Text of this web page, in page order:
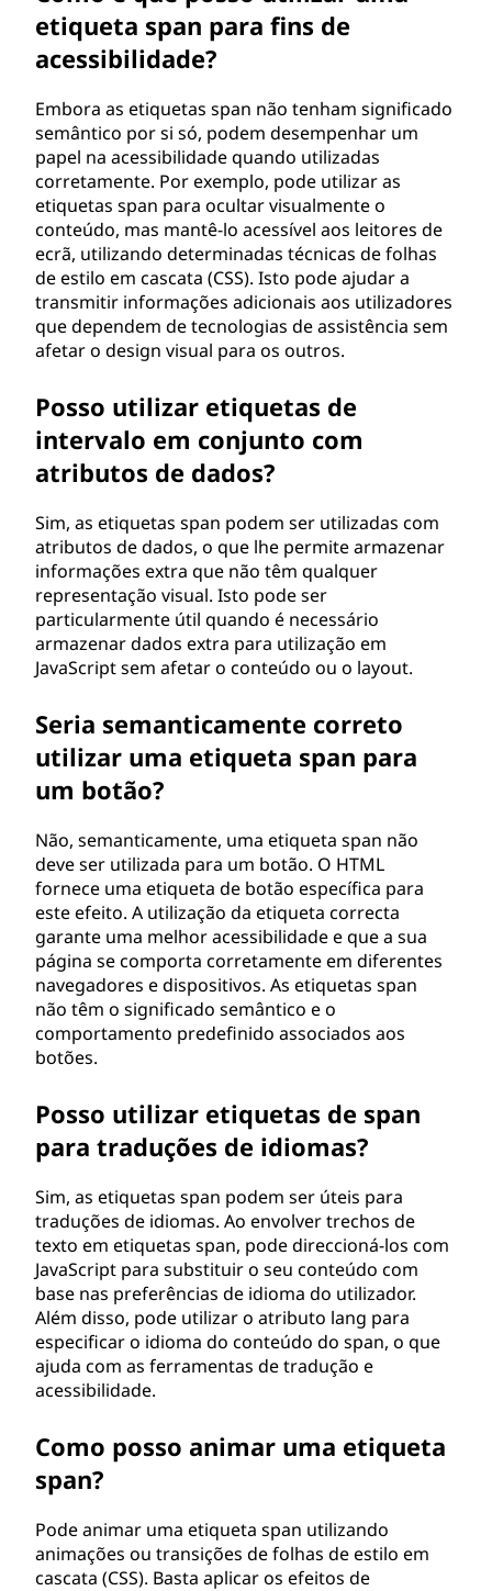
etiqueta span para fins de
acessibilidade?
Embora as etiquetas span não tenham significado
semântico por si só, podem desempenhar um
papel na acessibilidade quando utilizadas
corretamente. Por exemplo, pode utilizar as
etiquetas span para ocultar visualmente o
conteúdo, mas mantê-lo acessível aos leitores de
ecrã, utilizando determinadas técnicas de folhas
de estilo em cascata (CSS). Isto pode ajudar a
transmitir informações adicionais aos utilizadores
que dependem de tecnologias de assistência sem
afetar o design visual para os outros.
Posso utilizar etiquetas de
intervalo em conjunto com
atributos de dados?
Sim, as etiquetas span podem ser utilizadas com
atributos de dados, o que lhe permite armazenar
informações extra que não têm qualquer
representação visual. Isto pode ser
particularmente útil quando é necessário
armazenar dados extra para utilização em
JavaScript sem afetar o conteúdo ou o layout.
Seria semanticamente correto
utilizar uma etiqueta span para
um botão?
Não, semanticamente, uma etiqueta span não
deve ser utilizada para um botão. O HTML
fornece uma etiqueta de botão específica para
este efeito. A utilização da etiqueta correcta
garante uma melhor acessibilidade e que a sua
página se comporta corretamente em diferentes
navegadores e dispositivos. As etiquetas span
não têm o significado semântico e o
comportamento predefinido associados aos
botões.
Posso utilizar etiquetas de span
para traduções de idiomas?
Sim, as etiquetas span podem ser úteis para
traduções de idiomas. Ao envolver trechos de
texto em etiquetas span, pode direccioná-los com
JavaScript para substituir o seu conteúdo com
base nas preferências de idioma do utilizador.
Além disso, pode utilizar o atributo lang para
especificar o idioma do conteúdo do span, o que
ajuda com as ferramentas de tradução e
acessibilidade.
Como posso animar uma etiqueta
span?
Pode animar uma etiqueta span utilizando
animações ou transições de folhas de estilo em
cascata (CSS). Basta aplicar os efeitos de